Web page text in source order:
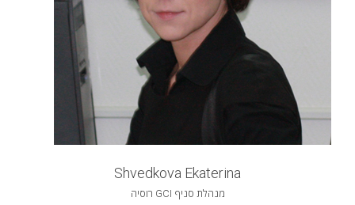
Shvedkova Ekaterina
מנהלת סניף GCI רוסיה